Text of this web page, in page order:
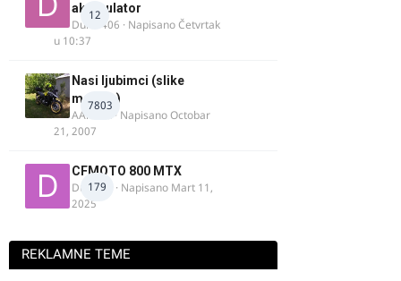
12
akomulator
Dule1406 · NapisanoČetvrtak
u 10:37
7803
Nasi ljubimci (slike
motora)
AArnold · NapisanoOctobar
21, 2007
179
CFMOTO 800 MTX
Duta_91 · Napisano Mart 11,
2025
REKLAMNE TEME